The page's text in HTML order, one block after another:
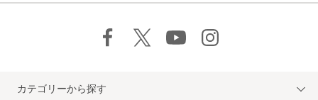
カテゴリーから探す